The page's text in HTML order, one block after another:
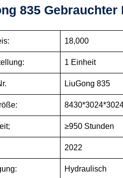
835 Gebrauchter
18,000
1 Einheit
LiuGong 835
≥950 Stunden
2022
Hydraulisch